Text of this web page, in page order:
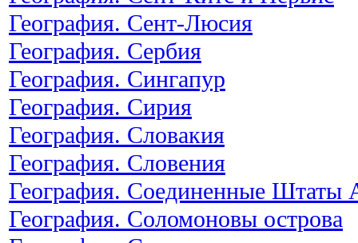
География. Сент-Люсия
География. Сербия
География. Сингапур
География. Сирия
География. Словакия
География. Словения
География. Соединенные
География. Соломоновы острова